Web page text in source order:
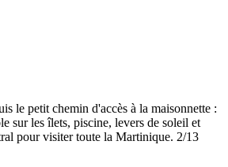
le petit chemin d'accès à la maisonnette :
sur les îlets, piscine, levers de soleil et
pour visiter toute la Martinique. 2/13